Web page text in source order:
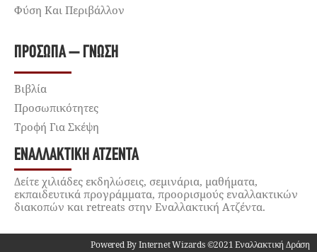
Φύση Και Περιβάλλον
ΠΡΌΣΩΠΑ – ΓΝΏΣΗ
Βιβλία
Προσωπικότητες
Τροφή Για Σκέψη
ΕΝΑΛΛΑΚΤΙΚΉ ΑΤΖΈΝΤΑ
Δείτε χιλιάδες εκδηλώσεις, σεμινάρια, μαθήματα,
εκπαιδευτικά προγράμματα, προορισμούς εναλλακτικών
διακοπών και retreats στην Εναλλακτική Ατζέντα.
Powered By Internet Wizards ©2021 Εναλλακτική Δράση